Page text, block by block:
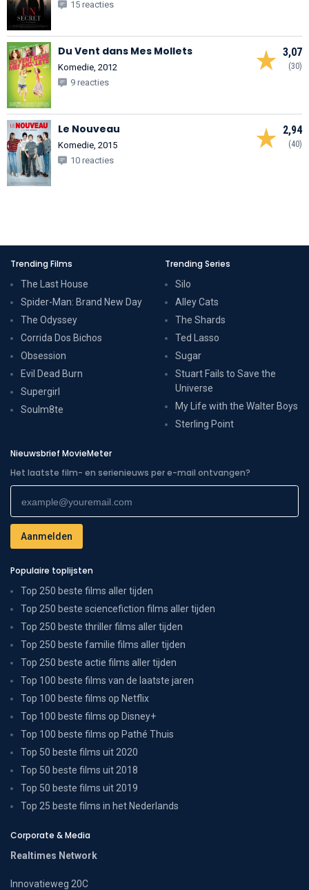
15 reacties
3,07
(30)
Du Vent dans Mes Mollets
Komedie, 2012
9 reacties
2,94
(40)
Le Nouveau
Komedie, 2015
10 reacties
Trending Films
The Last House
Spider-Man: Brand New Day
The Odyssey
Corrida Dos Bichos
Obsession
Evil Dead Burn
Supergirl
Soulm8te
Trending Series
Silo
Alley Cats
The Shards
Ted Lasso
Sugar
Stuart Fails to Save the
Universe
My Life with the Walter Boys
Sterling Point
Nieuwsbrief MovieMeter
Het laatste film- en serienieuws per e-mail ontvangen?
Populaire toplijsten
Top 250 beste films aller tijden
Top 250 beste sciencefiction films aller tijden
Top 250 beste thriller films aller tijden
Top 250 beste familie films aller tijden
Top 250 beste actie films aller tijden
Top 100 beste films van de laatste jaren
Top 100 beste films op Netflix
Top 100 beste films op Disney+
Top 100 beste films op Pathé Thuis
Top 50 beste films uit 2020
Top 50 beste films uit 2018
Top 50 beste films uit 2019
Top 25 beste films in het Nederlands
Corporate & Media
Realtimes Network
Innovatieweg 20C